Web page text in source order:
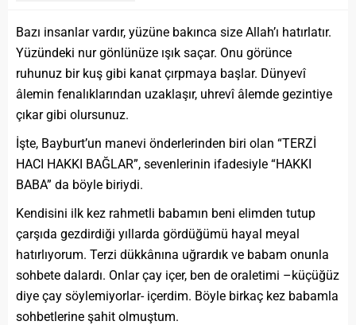
Bazı insanlar vardır, yüzüne bakınca size Allah’ı hatırlatır.
Yüzündeki nur gönlünüze ışık saçar. Onu görünce
ruhunuz bir kuş gibi kanat çırpmaya başlar. Dünyevî
âlemin fenalıklarından uzaklaşır, uhrevî âlemde gezintiye
çıkar gibi olursunuz.
İşte, Bayburt’un manevi önderlerinden biri olan “TERZİ
HACI HAKKI BAĞLAR”, sevenlerinin ifadesiyle “HAKKI
BABA” da böyle biriydi.
Kendisini ilk kez rahmetli babamın beni elimden tutup
çarşıda gezdirdiği yıllarda gördüğümü hayal meyal
hatırlıyorum. Terzi dükkânına uğrardık ve babam onunla
sohbete dalardı. Onlar çay içer, ben de oraletimi –küçüğüz
diye çay söylemiyorlar- içerdim. Böyle birkaç kez babamla
sohbetlerine şahit olmuştum.